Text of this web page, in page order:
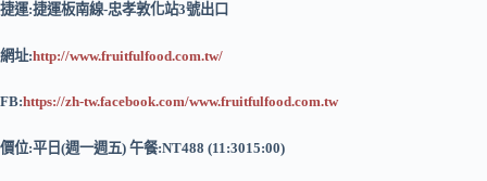
捷運:捷運板南線-忠孝敦化站3號出口
網址:http://www.fruitfulfood.com.tw/
FB:https://zh-tw.facebook.com/www.fruitfulfood.com.tw
價位:平日(週一週五) 午餐:NT488 (11:3015:00)